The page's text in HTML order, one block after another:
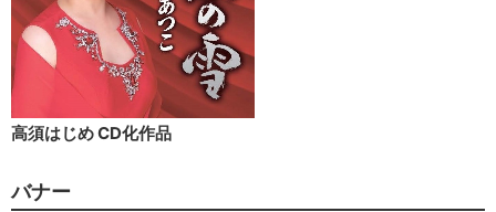
高須はじめ CD化作品
バナー